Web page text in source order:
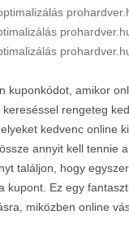
kuponkódot, amikor
kereséssel rengeteg
kedvenc online
annyit kell tennie
találjon, hogy
kupont. Ez egy
miközben online